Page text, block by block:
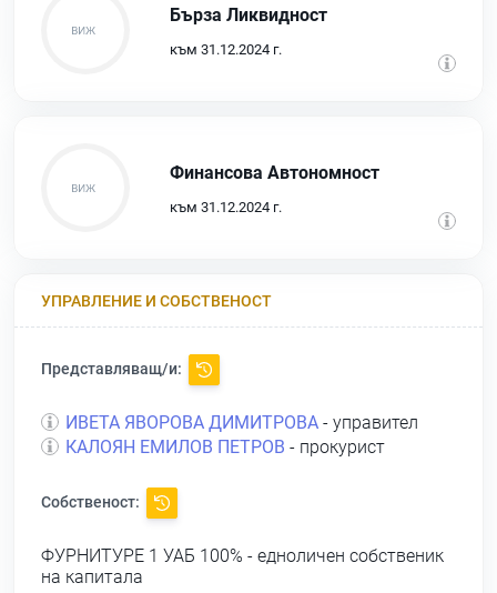
Бърза Ликвидност
към 31.12.2024 г.
Финансова Автономност
към 31.12.2024 г.
УПРАВЛЕНИЕ И СОБСТВЕНОСТ
Представляващ/и:
ИВЕТА ЯВОРОВА ДИМИТРОВА - управител
КАЛОЯН ЕМИЛОВ ПЕТРОВ - прокурист
Собственост:
ФУРНИТУРЕ 1 УАБ 100% - едноличен собственик
на капитала